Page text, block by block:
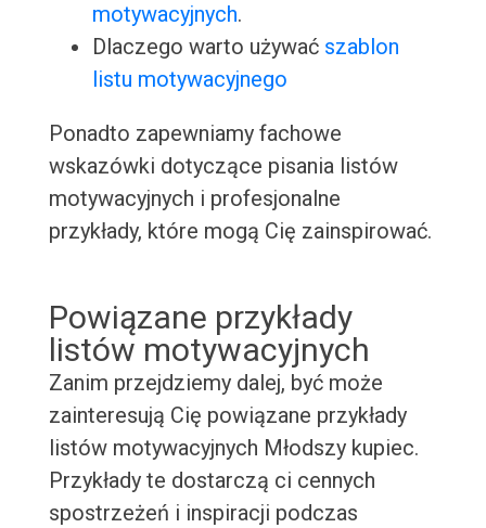
motywacyjnych.
Dlaczego warto używać szablon
listu motywacyjnego
Ponadto zapewniamy fachowe
wskazówki dotyczące pisania listów
motywacyjnych i profesjonalne
przykłady, które mogą Cię zainspirować.
Powiązane przykłady
listów motywacyjnych
Zanim przejdziemy dalej, być może
zainteresują Cię powiązane przykłady
listów motywacyjnych Młodszy kupiec.
Przykłady te dostarczą ci cennych
spostrzeżeń i inspiracji podczas